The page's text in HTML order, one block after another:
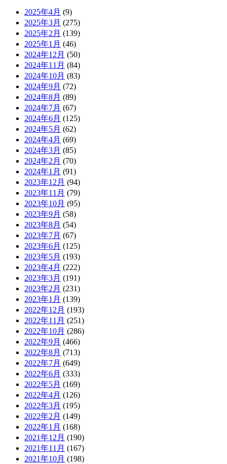
2025年4月 (9)
2025年3月 (275)
2025年2月 (139)
2025年1月 (46)
2024年12月 (50)
2024年11月 (84)
2024年10月 (83)
2024年9月 (72)
2024年8月 (89)
2024年7月 (67)
2024年6月 (125)
2024年5月 (62)
2024年4月 (69)
2024年3月 (85)
2024年2月 (70)
2024年1月 (91)
2023年12月 (94)
2023年11月 (79)
2023年10月 (95)
2023年9月 (58)
2023年8月 (54)
2023年7月 (67)
2023年6月 (125)
2023年5月 (193)
2023年4月 (222)
2023年3月 (191)
2023年2月 (231)
2023年1月 (139)
2022年12月 (193)
2022年11月 (251)
2022年10月 (286)
2022年9月 (466)
2022年8月 (713)
2022年7月 (649)
2022年6月 (333)
2022年5月 (169)
2022年4月 (126)
2022年3月 (195)
2022年2月 (149)
2022年1月 (168)
2021年12月 (190)
2021年11月 (167)
2021年10月 (198)